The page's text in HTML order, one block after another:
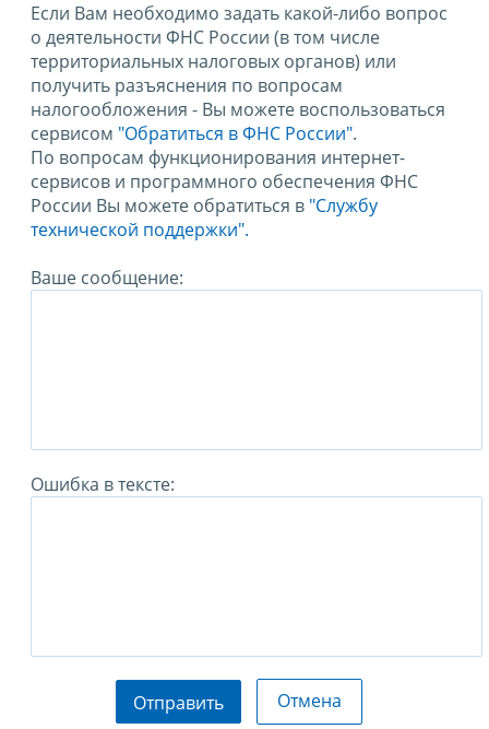
Если Вам необходимо задать какой-либо вопрос
о деятельности ФНС России (в том числе
территориальных налоговых органов) или
получить разъяснения по вопросам
налогообложения - Вы можете воспользоваться
сервисом "Обратиться в ФНС России".
По вопросам функционирования интернет-
сервисов и программного обеспечения ФНС
России Вы можете обратиться в "Службу
технической поддержки".
Ваше сообщение:
Ошибка в тексте:
Отправить Отмена